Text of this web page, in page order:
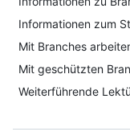
Informationen zum
Mit Branches
Mit geschützten
Weiterführende